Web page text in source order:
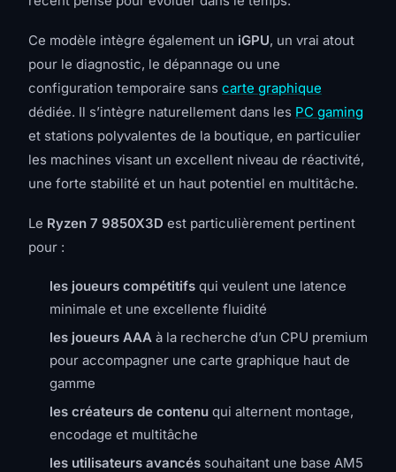
Ce modèle intègre également un iGPU, un vrai atout
pour le diagnostic, le dépannage ou une
configuration temporaire sans carte graphique
dédiée. Il s’intègre naturellement dans les PC gaming
et stations polyvalentes de la boutique, en particulier
les machines visant un excellent niveau de réactivité,
une forte stabilité et un haut potentiel en multitâche.
Le Ryzen 7 9850X3D est particulièrement pertinent
pour :
les joueurs compétitifs qui veulent une latence
minimale et une excellente fluidité
les joueurs AAA à la recherche d’un CPU premium
pour accompagner une carte graphique haut de
gamme
les créateurs de contenu qui alternent montage,
encodage et multitâche
les utilisateurs avancés souhaitant une base AM5